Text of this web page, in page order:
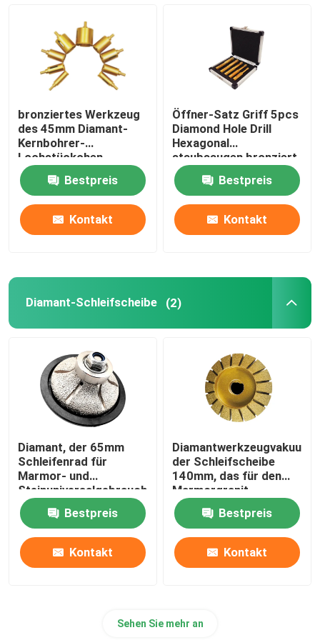
Diamant-Schleifplatte
Diamant-Lochbohrer
Diamant-Schleifscheibe
Diamantpolierscheibe
Diamantfräser
Hartmetall-Sägeblatt
Wolframreibender Stahlkopf
Hartmetall-Schleifscheibe
Bohrloch-Verzeichnis
bronziertes Werkzeug
des 45mm Diamant-
Kernbohrer-
Lochstückchen
dauerhaftes Vakuum
für Marmorstein
Bestpreis
Kontakt
Öffner-Satz Griff 5pcs
Diamond Hole Drill
Hexagonal
staubsaugen bronziert
marmorn das Reiben
Bestpreis
Kontakt
Diamant-Schleifscheibe (2)
Diamant, der 65mm
Schleifenrad für
Marmor- und
Steinuniversalgebrauchshandwerkzeug
poliert
Bestpreis
Kontakt
Diamantwerkzeugvakuum
der Schleifscheibe
140mm, das für den
Marmorgranit
keramisch bronziert
Bestpreis
Kontakt
Sehen Sie mehr an